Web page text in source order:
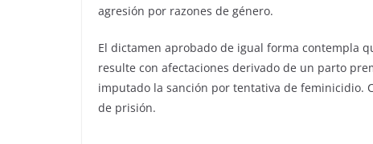
agresión por razones de género.
El dictamen aprobado de igual forma contempla
resulte con afectaciones derivado de un parto
imputado la sanción por tentativa de feminicidio.
de prisión.